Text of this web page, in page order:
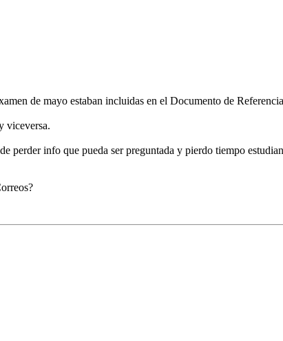
de mayo estaban incluidas en el Documento de
viceversa.
perder info que pueda ser preguntada y pierdo tiempo